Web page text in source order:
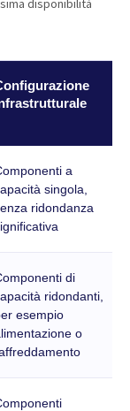
disponibilità
a
singola,
ridondanza
di
ridondanti,
esempio
o